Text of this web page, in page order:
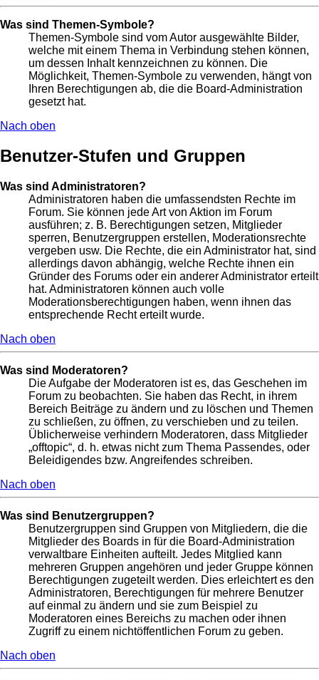
Was sind Themen-Symbole?
Themen-Symbole sind vom Autor ausgewählte Bilder,
welche mit einem Thema in Verbindung stehen können,
um dessen Inhalt kennzeichnen zu können. Die
Möglichkeit, Themen-Symbole zu verwenden, hängt von
Ihren Berechtigungen ab, die die Board-Administration
gesetzt hat.
Nach oben
Benutzer-Stufen und Gruppen
Was sind Administratoren?
Administratoren haben die umfassendsten Rechte im
Forum. Sie können jede Art von Aktion im Forum
ausführen; z. B. Berechtigungen setzen, Mitglieder
sperren, Benutzergruppen erstellen, Moderationsrechte
vergeben usw. Die Rechte, die ein Administrator hat, sind
allerdings davon abhängig, welche Rechte ihnen ein
Gründer des Forums oder ein anderer Administrator erteilt
hat. Administratoren können auch volle
Moderationsberechtigungen haben, wenn ihnen das
entsprechende Recht erteilt wurde.
Nach oben
Was sind Moderatoren?
Die Aufgabe der Moderatoren ist es, das Geschehen im
Forum zu beobachten. Sie haben das Recht, in ihrem
Bereich Beiträge zu ändern und zu löschen und Themen
zu schließen, zu öffnen, zu verschieben und zu teilen.
Üblicherweise verhindern Moderatoren, dass Mitglieder
„offtopic“, d. h. etwas nicht zum Thema Passendes, oder
Beleidigendes bzw. Angreifendes schreiben.
Nach oben
Was sind Benutzergruppen?
Benutzergruppen sind Gruppen von Mitgliedern, die die
Mitglieder des Boards in für die Board-Administration
verwaltbare Einheiten aufteilt. Jedes Mitglied kann
mehreren Gruppen angehören und jeder Gruppe können
Berechtigungen zugeteilt werden. Dies erleichtert es den
Administratoren, Berechtigungen für mehrere Benutzer
auf einmal zu ändern und sie zum Beispiel zu
Moderatoren eines Bereichs zu machen oder ihnen
Zugriff zu einem nichtöffentlichen Forum zu geben.
Nach oben